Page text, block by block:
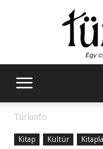
Türkinfo
Kitap Kültür